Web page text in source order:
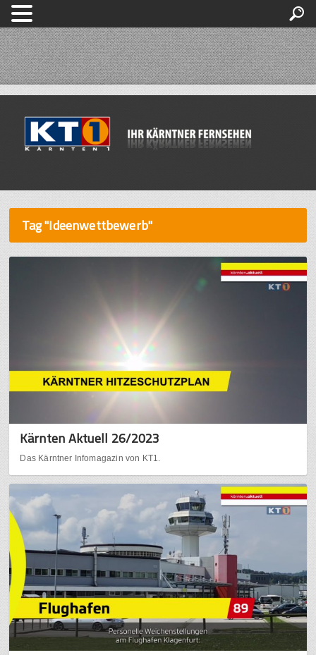
Tag "Ideenwettbewerb"
Kärnten Aktuell 26/2023
Das Kärntner Infomagazin von KT1.